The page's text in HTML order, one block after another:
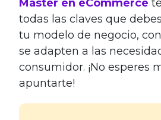
Master en eCommerce
todas las claves que
tu modelo de negocio,
se adapten a las
consumidor. ¡No esperes
apuntarte!